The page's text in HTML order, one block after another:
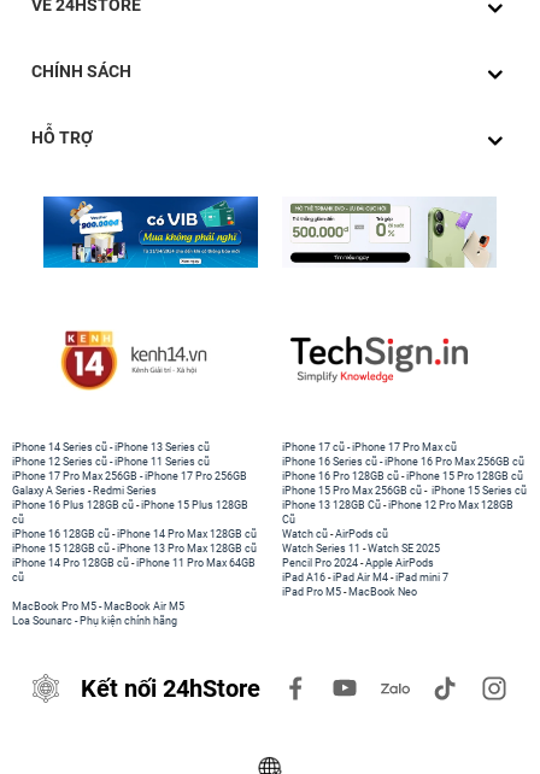
VỀ 24HSTORE
CHÍNH SÁCH
HỖ TRỢ
iPhone 14 Series cũ -iPhone 13 Series cũ
iPhone 12 Series cũ -iPhone 11 Series cũ
iPhone 17 Pro Max 256GB -iPhone 17 Pro 256GB
Galaxy A Series - Redmi Series
iPhone 17 cũ -iPhone 17 Pro Max cũ
iPhone 16 Series cũ - iPhone 16 Pro Max 256GB cũ
iPhone 16 Pro 128GB cũ -iPhone 15 Pro 128GB cũ
iPhone 15 Pro Max 256GB cũ - iPhone 15 Series cũ
iPhone 16 Plus 128GB cũ -iPhone 15 Plus 128GB
cũ
iPhone 16 128GB cũ -iPhone 14 Pro Max 128GB cũ
iPhone 15 128GB cũ -iPhone 13 Pro Max 128GB cũ
iPhone 14 Pro 128GB cũ -iPhone 11 Pro Max 64GB
cũ
iPhone 13 128GB Cũ -iPhone 12 Pro Max 128GB
Cũ
Watch cũ -AirPods cũ
Watch Series 11 -Watch SE 2025
Pencil Pro 2024 -Apple AirPods
iPad A16 -iPad Air M4 -iPad mini 7
iPad Pro M5 - MacBook Neo
MacBook Pro M5 - MacBook Air M5
Loa Sounarc - Phụ kiện chính hãng
Kết nối 24hStore